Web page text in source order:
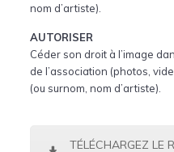
nom d’artiste).
AUTORISER
Céder son droit à l’image
de l’association (photos,
(ou surnom, nom d’artiste).
TÉLÉCHARGEZ LE